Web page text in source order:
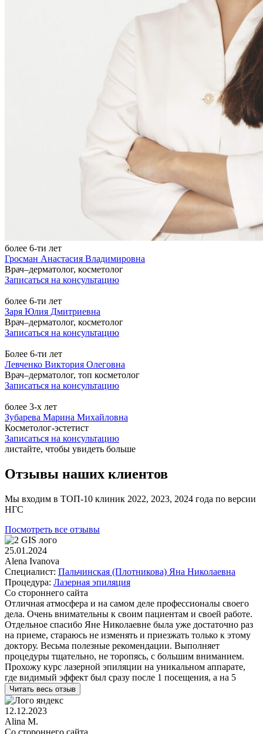
более 6-ти лет
Гросман Анастасия Владимировна
Врач–дерматолог, косметолог
Записаться на консультацию
более 6-ти лет
Заря Юлия Дмитриевна
Врач–дерматолог, косметолог
Записаться на консультацию
Более 6-ти лет
Левченко Виктория Олеговна
Врач–дерматолог, топ косметолог
Записаться на консультацию
более 3-х лет
Зубарева Марина Михайловна
Косметолог-эстетист
Записаться на консультацию
листайте, чтобы увидеть больше
Отзывы наших клиентов
Мы входим в ТОП-10 клиник 2022, 2023, 2024 года по версии
НГС
Посмотреть все отзывы
25.01.2024
Alena Ivanova
Специалист: Пальчинская (Плотникова) Яна Николаевна
Процедура: Лазерная эпиляция
Со стороннего сайта
Отличная атмосфера и на самом деле профессионалы своего
дела. Очень внимательны к своим пациентам и своей работе.
Отдельное спасибо Яне Николаевне была уже достаточно раз
на приеме, стараюсь не изменять и приезжать только к этому
доктору. Весьма полезные рекомендации. Выполняет
процедуры тщательно, не торопясь, с большим вниманием.
Прохожу курс лазерной эпиляции на уникальном аппарате,
где видимый эффект был сразу после 1 посещения, а на 5
Читать весь отзыв
12.12.2023
Alina M.
Со стороннего сайта